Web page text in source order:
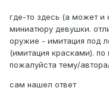
где-то здесь (а может и
миниатюру девушки.
оружие - имитация под
(имитация красками). по
пожалуйста тему/
сам нашел ответ